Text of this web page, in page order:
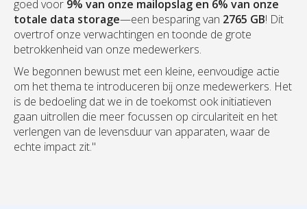
goed voor 9% van onze mailopslag en 6% van onze
totale data storage—een besparing van 2765 GB! Dit
overtrof onze verwachtingen en toonde de grote
betrokkenheid van onze medewerkers.
We begonnen bewust met een kleine, eenvoudige actie
om het thema te introduceren bij onze medewerkers. Het
is de bedoeling dat we in de toekomst ook initiatieven
gaan uitrollen die meer focussen op circulariteit en het
verlengen van de levensduur van apparaten, waar de
echte impact zit."